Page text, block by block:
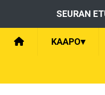
SEURAN
KAAPO▾